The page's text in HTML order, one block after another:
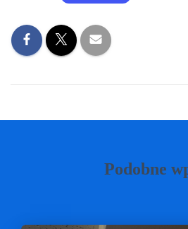
Podobne